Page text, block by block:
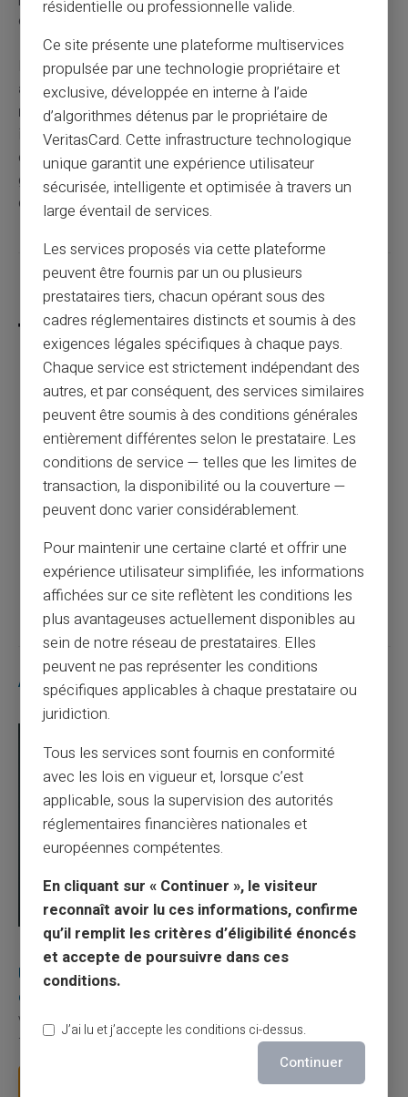
évaluation de solvabilité comme un crédit classique.
L'interdit bancaire prend fin soitautomatiquement
après 5 ans, soit de manière anticipée dès la
régularisationde vos incidents. La levée anticipée
intervient sous 10 jours ouvrés après régularisation
complète. Votre situation actuelle peut être vérifiée
gratuitement auprès de la Banque de France pour
connaître votre date exacte de défichage.
Partager cet article
Comment enlever l'interdit bancaire ?
Article précédent
Article suivant
Articles similaires
Carte prépayée
Une carte bancaire gratuite sans compte, ça
existe ?
Vous avez tapé cette recherche parce que votre banque vous
facture 50 € par an pour une carte que vo...
résidentielle ou professionnelle valide.
Ce site présente une plateforme multiservices
propulsée par une technologie propriétaire et
exclusive, développée en interne à l’aide
d’algorithmes détenus par le propriétaire de
VeritasCard. Cette infrastructure technologique
unique garantit une expérience utilisateur
sécurisée, intelligente et optimisée à travers un
large éventail de services.
Les services proposés via cette plateforme
peuvent être fournis par un ou plusieurs
prestataires tiers, chacun opérant sous des
cadres réglementaires distincts et soumis à des
exigences légales spécifiques à chaque pays.
Chaque service est strictement indépendant des
autres, et par conséquent, des services similaires
peuvent être soumis à des conditions générales
entièrement différentes selon le prestataire. Les
conditions de service — telles que les limites de
transaction, la disponibilité ou la couverture —
peuvent donc varier considérablement.
Pour maintenir une certaine clarté et offrir une
expérience utilisateur simplifiée, les informations
affichées sur ce site reflètent les conditions les
plus avantageuses actuellement disponibles au
sein de notre réseau de prestataires. Elles
peuvent ne pas représenter les conditions
spécifiques applicables à chaque prestataire ou
juridiction.
Tous les services sont fournis en conformité
avec les lois en vigueur et, lorsque c’est
applicable, sous la supervision des autorités
réglementaires financières nationales et
européennes compétentes.
En cliquant sur « Continuer », le visiteur
reconnaît avoir lu ces informations, confirme
qu’il remplit les critères d’éligibilité énoncés
et accepte de poursuivre dans ces
conditions.
J’ai lu et j’accepte les conditions ci-dessus.
Continuer